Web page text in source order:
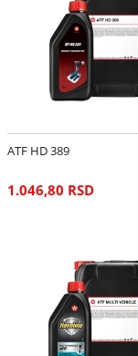
ATF HD 389
1.046,80 RSD